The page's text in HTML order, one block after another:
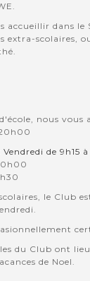
accueillir dans le
extra-scolaires,
nous vous
de 9h15
le Club
du Club ont
de Noel.